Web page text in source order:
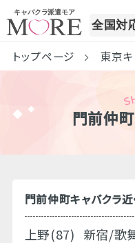
キャバクラ派遣モア
全国対
トップページ 東京
門前仲
門前仲町キャバクラ
上野(87) 新宿/歌